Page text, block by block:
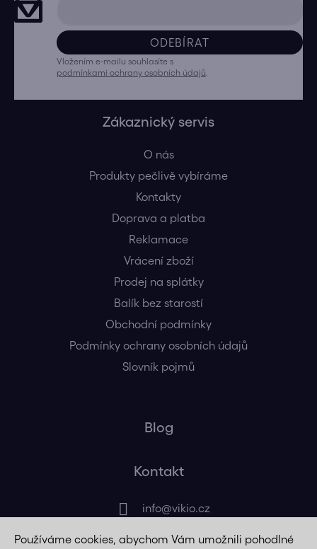
Používáme cookies, abychom Vám umožnili pohodlné
ODEBÍRAT
Vložením e-mailu souhlasíte s
podmínkami ochrany osobních údajů
Zákaznický servis
O nás
Produkty pečlivě vybíráme
Kontakty
Doprava a platba
Reklamace
Vrácení zboží
Prodej na splátky
Balík bez starostí
Obchodní podmínky
Podmínky ochrany osobních údajů
Slovník pojmů
Blog
Kontakt
info@vikio.cz